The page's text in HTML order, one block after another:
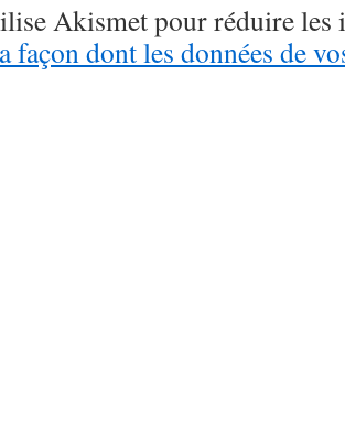
Akismet pour réduire les
façon dont les données de